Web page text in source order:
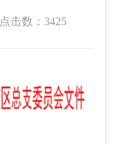
点击数：3425